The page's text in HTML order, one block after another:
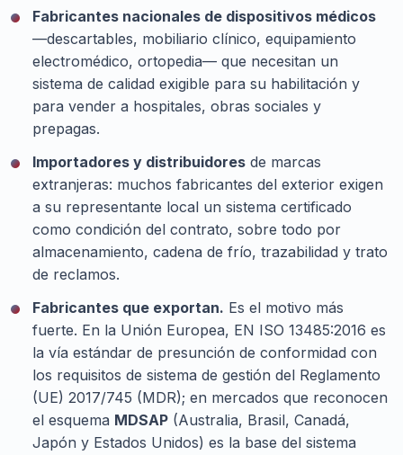
Fabricantes nacionales de dispositivos médicos
—descartables, mobiliario clínico, equipamiento
electromédico, ortopedia— que necesitan un
sistema de calidad exigible para su habilitación y
para vender a hospitales, obras sociales y
prepagas.
Importadores y distribuidores de marcas
extranjeras: muchos fabricantes del exterior exigen
a su representante local un sistema certificado
como condición del contrato, sobre todo por
almacenamiento, cadena de frío, trazabilidad y trato
de reclamos.
Fabricantes que exportan. Es el motivo más
fuerte. En la Unión Europea, EN ISO 13485:2016 es
la vía estándar de presunción de conformidad con
los requisitos de sistema de gestión del Reglamento
(UE) 2017/745 (MDR); en mercados que reconocen
el esquema MDSAP (Australia, Brasil, Canadá,
Japón y Estados Unidos) es la base del sistema